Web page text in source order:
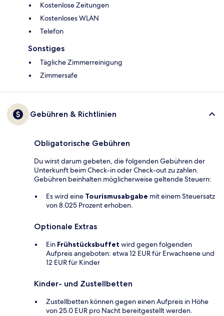
Kostenlose Zeitungen
Kostenloses WLAN
Telefon
Sonstiges
Tägliche Zimmerreinigung
Zimmersafe
Gebühren & Richtlinien
Obligatorische Gebühren
Du wirst darum gebeten, die folgenden Gebühren der
Unterkunft beim Check-in oder Check-out zu zahlen.
Gebühren beinhalten möglicherweise geltende Steuern:
Es wird eine Tourismusabgabe mit einem Steuersatz
von 8.025 Prozent erhoben.
Optionale Extras
Ein Frühstücksbuffet wird gegen folgenden
Aufpreis angeboten: etwa 12 EUR für Erwachsene und
12 EUR für Kinder
Kinder- und Zustellbetten
Zustellbetten können gegen einen Aufpreis in Höhe
von 25.0 EUR pro Nacht bereitgestellt werden.